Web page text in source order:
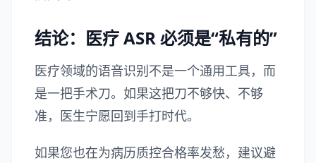
结论：医疗 ASR 必须是“私有的”
医疗领域的语音识别不是一个通用工具，而
是一把手术刀。如果这把刀不够快、不够
准，医生宁愿回到手打时代。
如果您也在为病历质控合格率发愁，建议避